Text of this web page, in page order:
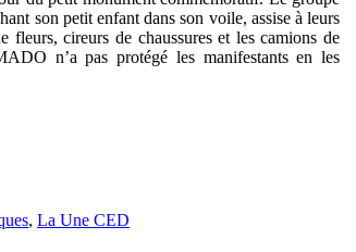
son petit enfant dans son voile, assise à leurs
fleurs, cireurs de chaussures et les camions de
n’a pas protégé les manifestants en les
, La Une CED